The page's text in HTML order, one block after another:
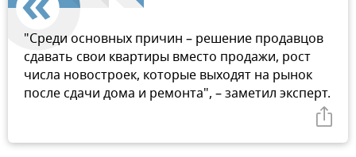
"Среди основных причин – решение продавцов
сдавать свои квартиры вместо продажи, рост
числа новостроек, которые выходят на рынок
после сдачи дома и ремонта", – заметил эксперт.